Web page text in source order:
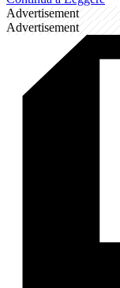
Advertisement
Advertisement